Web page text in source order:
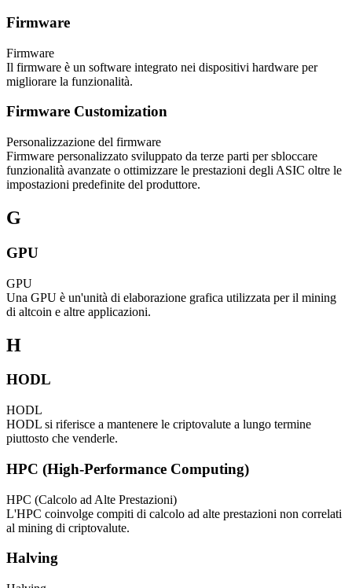
Firmware
Firmware
Il firmware è un software integrato nei dispositivi hardware per
migliorare la funzionalità.
Firmware Customization
Personalizzazione del firmware
Firmware personalizzato sviluppato da terze parti per sbloccare
funzionalità avanzate o ottimizzare le prestazioni degli ASIC oltre le
impostazioni predefinite del produttore.
G
GPU
GPU
Una GPU è un'unità di elaborazione grafica utilizzata per il mining
di altcoin e altre applicazioni.
H
HODL
HODL
HODL si riferisce a mantenere le criptovalute a lungo termine
piuttosto che venderle.
HPC (High-Performance Computing)
HPC (Calcolo ad Alte Prestazioni)
L'HPC coinvolge compiti di calcolo ad alte prestazioni non correlati
al mining di criptovalute.
Halving